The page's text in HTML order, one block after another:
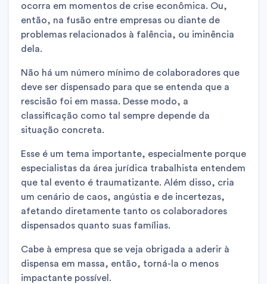
ocorra em momentos de crise econômica. Ou,
então, na fusão entre empresas ou diante de
problemas relacionados à falência, ou iminência
dela.
Não há um número mínimo de colaboradores que
deve ser dispensado para que se entenda que a
rescisão foi em massa. Desse modo, a
classificação como tal sempre depende da
situação concreta.
Esse é um tema importante, especialmente porque
especialistas da área jurídica trabalhista entendem
que tal evento é traumatizante. Além disso, cria
um cenário de caos, angústia e de incertezas,
afetando diretamente tanto os colaboradores
dispensados quanto suas famílias.
Cabe à empresa que se veja obrigada a aderir à
dispensa em massa, então, torná-la o menos
impactante possível.